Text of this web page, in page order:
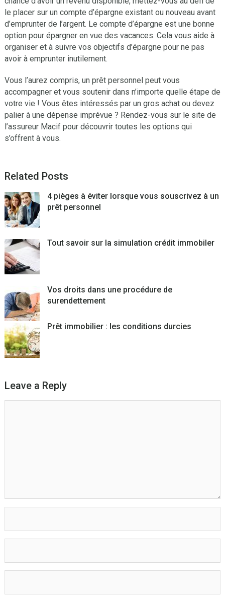
le placer sur un compte d’épargne existant ou nouveau avant
d’emprunter de l’argent. Le compte d’épargne est une bonne
option pour épargner en vue des vacances. Cela vous aide à
organiser et à suivre vos objectifs d’épargne pour ne pas
avoir à emprunter inutilement.
Vous l’aurez compris, un prêt personnel peut vous
accompagner et vous soutenir dans n’importe quelle étape de
votre vie ! Vous êtes intéressés par un gros achat ou devez
palier à une dépense imprévue ? Rendez-vous sur le site de
l’assureur Macif pour découvrir toutes les options qui
s’offrent à vous.
Related Posts
4 pièges à éviter lorsque vous souscrivez à un
prêt personnel
Tout savoir sur la simulation crédit immobiler
Vos droits dans une procédure de
surendettement
Prêt immobilier : les conditions durcies
Leave a Reply